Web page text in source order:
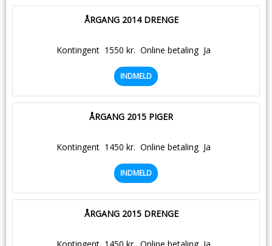
ÅRGANG 2014 DRENGE
Kontingent 1550 kr. Online betaling Ja
INDMELD
ÅRGANG 2015 PIGER
Kontingent 1450 kr. Online betaling Ja
INDMELD
ÅRGANG 2015 DRENGE